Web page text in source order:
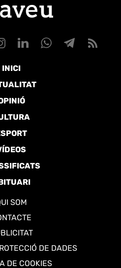
INICI
SOM
DE DADES
DE COOKIES